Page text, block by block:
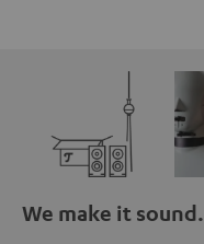
We make it sound.